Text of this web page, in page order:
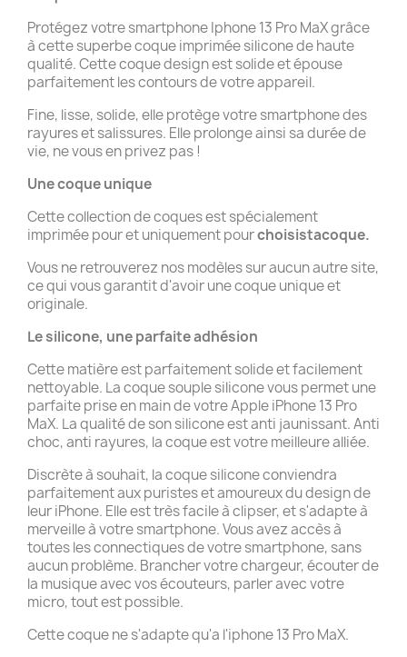
Protégez votre smartphone Iphone 13 Pro MaX grâce
à cette superbe coque imprimée silicone de haute
qualité. Cette coque design est solide et épouse
parfaitement les contours de votre appareil.
Fine, lisse, solide, elle protège votre smartphone des
rayures et salissures. Elle prolonge ainsi sa durée de
vie, ne vous en privez pas !
Une coque unique
Cette collection de coques est spécialement
imprimée pour et uniquement pourchoisistacoque.
Vous ne retrouverez nos modèles sur aucun autre site,
ce qui vous garantit d'avoir une coque unique et
originale.
Le silicone, une parfaite adhésion
Cette matière est parfaitement solide et facilement
nettoyable. La coque souple silicone vous permet une
parfaite prise en main de votre Apple iPhone 13 Pro
MaX. La qualité de son silicone est anti jaunissant. Anti
choc, anti rayures, la coque est votre meilleure alliée.
Discrète à souhait, la coque silicone conviendra
parfaitement aux puristes et amoureux du design de
leur iPhone. Elle est très facile à clipser, et s'adapte à
merveille à votre smartphone. Vous avez accès à
toutes les connectiques de votre smartphone, sans
aucun problème. Brancher votre chargeur, écouter de
la musique avec vos écouteurs, parler avec votre
micro, tout est possible.
Cette coque ne s'adapte qu'a l'iphone 13 Pro MaX.